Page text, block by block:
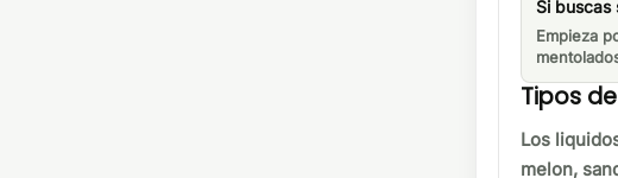
Si buscas
Empieza
Tipos
Los
melon,